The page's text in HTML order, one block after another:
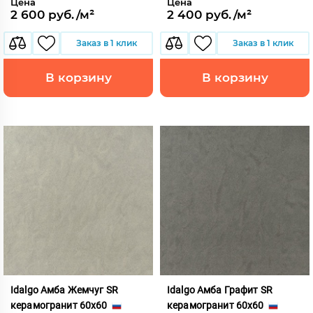
2 600 руб./м²
Заказ в 1 клик
В корзину
2 400 руб./м²
Заказ в 1 клик
В корзину
Idalgo Амба Жемчуг SR
керамогранит 60x60
Idalgo Амба Графит SR
керамогранит 60x60